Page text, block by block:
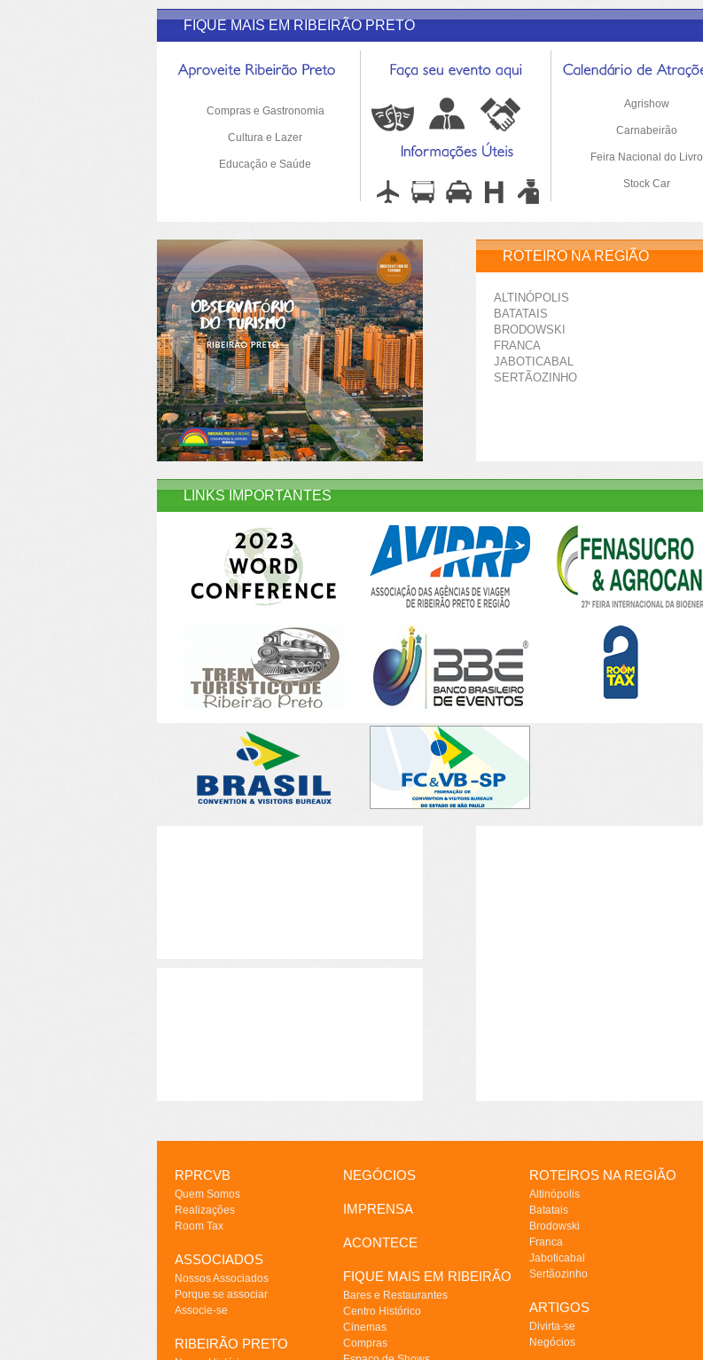
FIQUE MAIS EM RIBEIRÃO PRETO
Compras e Gastronomia
Cultura e Lazer
Educação e Saúde
Agrishow
Carnabeirão
Feira Nacional do Livro
Stock Car
ROTEIRO NA REGIÃO
ALTINÓPOLIS
BATATAIS
BRODOWSKI
FRANCA
JABOTICABAL
SERTÃOZINHO
LINKS IMPORTANTES
RPRCVB
Quem Somos
Realizações
Room Tax
ASSOCIADOS
Nossos Associados
Porque se associar
Associe-se
RIBEIRÃO PRETO
NEGÓCIOS
IMPRENSA
ACONTECE
FIQUE MAIS EM RIBEIRÃO
Bares e Restaurantes
Centro Histórico
Cinemas
Compras
ROTEIROS NA REGIÃO
Altinópolis
Batatais
Brodowski
Franca
Jaboticabal
Sertãozinho
ARTIGOS
Divirta-se
Negócios